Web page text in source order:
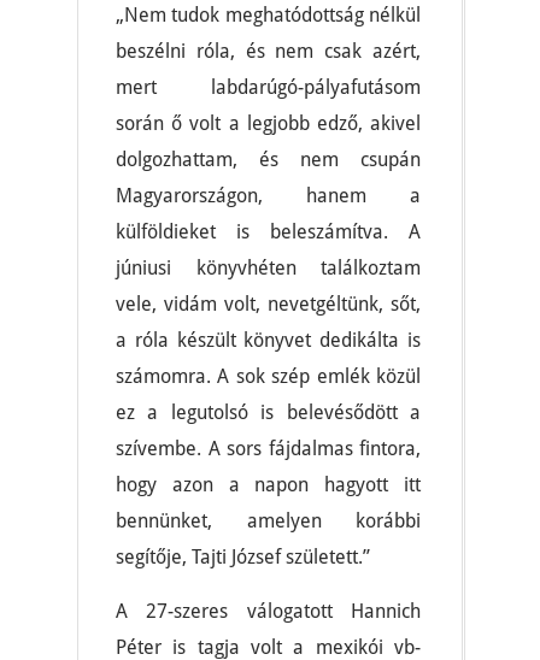
„Nem tudok meghatódottság nélkül
beszélni róla, és nem csak azért,
mert labdarúgó-pályafutásom
során ő volt a legjobb edző, akivel
dolgozhattam, és nem csupán
Magyarországon, hanem a
külföldieket is beleszámítva. A
júniusi könyvhéten találkoztam
vele, vidám volt, nevetgéltünk, sőt,
a róla készült könyvet dedikálta is
számomra. A sok szép emlék közül
ez a legutolsó is belevésődött a
szívembe. A sors fájdalmas fintora,
hogy azon a napon hagyott itt
bennünket, amelyen korábbi
segítője, Tajti József született.”
A 27-szeres válogatott Hannich
Péter is tagja volt a mexikói vb-